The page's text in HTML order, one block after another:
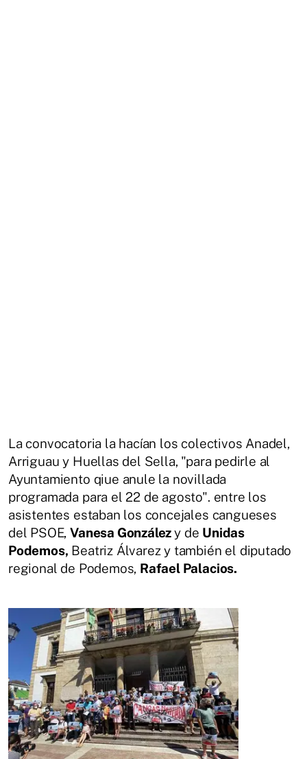
La convocatoria la hacían los colectivos Anadel,
Arriguau y Huellas del Sella, "para pedirle al
Ayuntamiento qiue anule la novillada
programada para el 22 de agosto". entre los
asistentes estaban los concejales cangueses
del PSOE,Vanesa Gonzálezy de Unidas
Podemos, Beatriz Álvarez y también el diputado
regional de Podemos, Rafael Palacios.